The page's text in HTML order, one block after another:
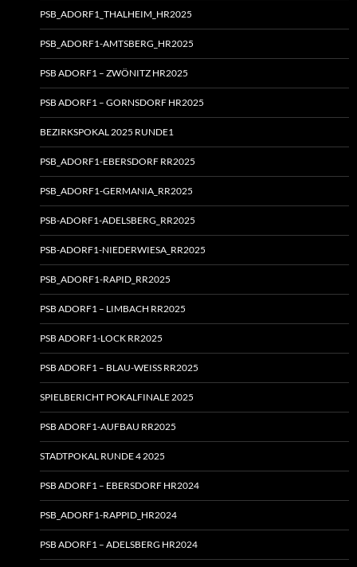
PSB_ADORF1_THALHEIM_HR2025
PSB_ADORF1-AMTSBERG_HR2025
PSB ADORF1 – ZWÖNITZ HR2025
PSB ADORF1 – GORNSDORF HR2025
BEZIRKSPOKAL 2025 RUNDE1
PSB_ADORF1-EBERSDORF RR2025
PSB_ADORF1-GERMANIA_RR2025
PSB-ADORF1-ADELSBERG_RR2025
PSB-ADORF1-NIEDERWIESA_RR2025
PSB_ADORF1-RAPID_RR2025
PSB ADORF1 – LIMBACH RR2025
PSB ADORF1-LOCK RR2025
PSB ADORF1 – BLAU-WEISS RR2025
SPIELBERICHT POKALFINALE 2025
PSB ADORF1-AUFBAU RR2025
STADTPOKAL RUNDE 4 2025
PSB ADORF1 – EBERSDORF HR2024
PSB_ADORF1-RAPPID_HR2024
PSB ADORF1 – ADELSBERG HR2024